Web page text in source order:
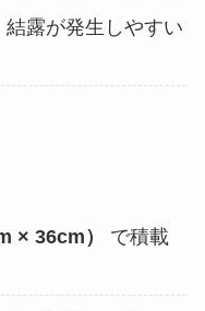
露が発生しやすい
× 36cm）
で積載